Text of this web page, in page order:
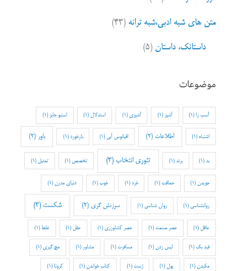
متن های شبه ادبی،شبه ترانه (۴۳)
داستانک، داستان (۵)
موضوعات
آسب زا (1) آشپز (1) آشپزی (1) استدلال (1) استیو جابز (1)
اشتباه (1) اطلاعات (2) اقیانوس آبی (1) بازخورد (1) باور (2)
بد(1) برند (1) تئوری انتخاب (3) تخصص (1) تمثیل (1)
جویدن (1) حماقت (1) خرد (1) خوب(1) دنیای مدرن (1)
روانشناسی (1) روان شناسی (1) سرزنش گری (2) شکست (3)
عاقل (1) عصر صنعت (1) عصر کشاورزی (1) عقل (1) غلط (1)
فید بک(1) لیس زدن (1) مسافرت (1) مشاور (1) مچ گیری (1)
مکیدن (1) پول (1) ژست (1) کتاب خواندن (1) کرونا (1)